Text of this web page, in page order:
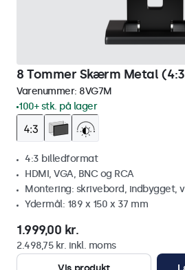
8 Tommer Skærm Metal
Varenummer: 8VG7M
100+ stk. på lager
4:3 billedformat
HDMI, VGA, BNC og RCA
Montering: skrivebord, indbygget,
Ydermål: 189 x 150 x 37 mm
1.999,00 kr.
2.498,75 kr. inkl. moms